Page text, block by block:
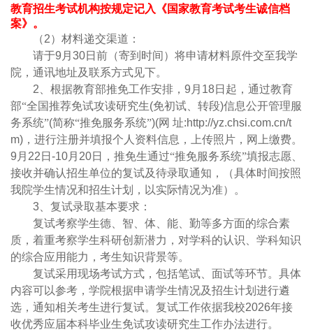
教育招生考试机构按规定记入《国家教育考试考生诚信档
案》。
（2）材料递交渠道：
请于9 月 30日前（寄到时间）将申请材料原件交至我学
院，通讯地址及联系方式见下。
2 、根据教育部推免工作安排， 9 月 18日起，通过教育
部“全国推荐免试攻读研究生(免初试、转段)信息公开管理服
务系统”(简称“推免服务系统”)(网 址:http://yz.chsi.com.cn/t
m) ，进行注册并填报个人资料信息，上传照片，网上缴费。
9 月 22 日 -10月 20日，推免生通过“推免服务系统”填报志愿、
接收并确认招生单位的复试及待录取通知，（具体时间按照
我院学生情况和招生计划，以实际情况为准）。
3 、复试录取基本要求：
复试考察学生德、智、体、能、勤等多方面的综合素
质，着重考察学生科研创新潜力，对学科的认识、学科知识
的综合应用能力，考生知识背景等。
复试采用现场考试方式，包括笔试、面试等环节。具体
内容可以参考，学院根据申请学生情况及招生计划进行遴
选，通知相关考生进行复试。复试工作依据我校2026年接
收优秀应届本科毕业生免试攻读研究生工作办法进行。